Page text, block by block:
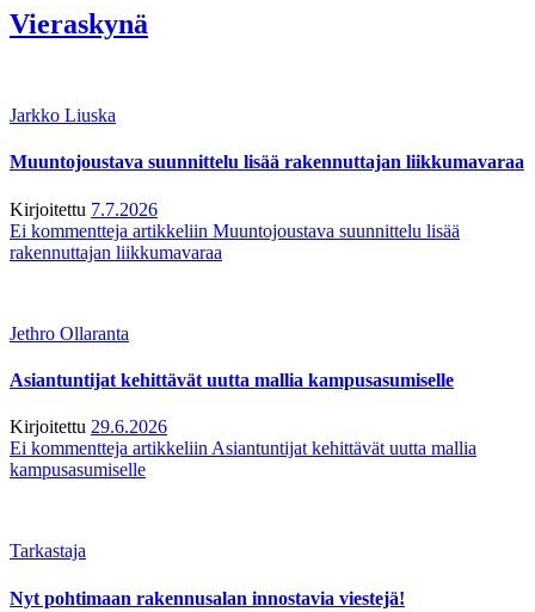
Vieraskynä
Jarkko Liuska
Muuntojoustava suunnittelu lisää rakennuttajan liikkumavaraa
Kirjoitettu 7.7.2026
Ei kommentteja artikkeliin Muuntojoustava suunnittelu lisää
rakennuttajan liikkumavaraa
Jethro Ollaranta
Asiantuntijat kehittävät uutta mallia kampusasumiselle
Kirjoitettu 29.6.2026
Ei kommentteja artikkeliin Asiantuntijat kehittävät uutta mallia
kampusasumiselle
Tarkastaja
Nyt pohtimaan rakennusalan innostavia viestejä!